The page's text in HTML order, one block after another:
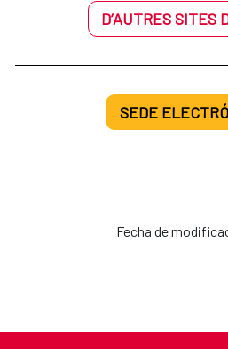
D’AUTRES SITES
SEDE
Fecha de